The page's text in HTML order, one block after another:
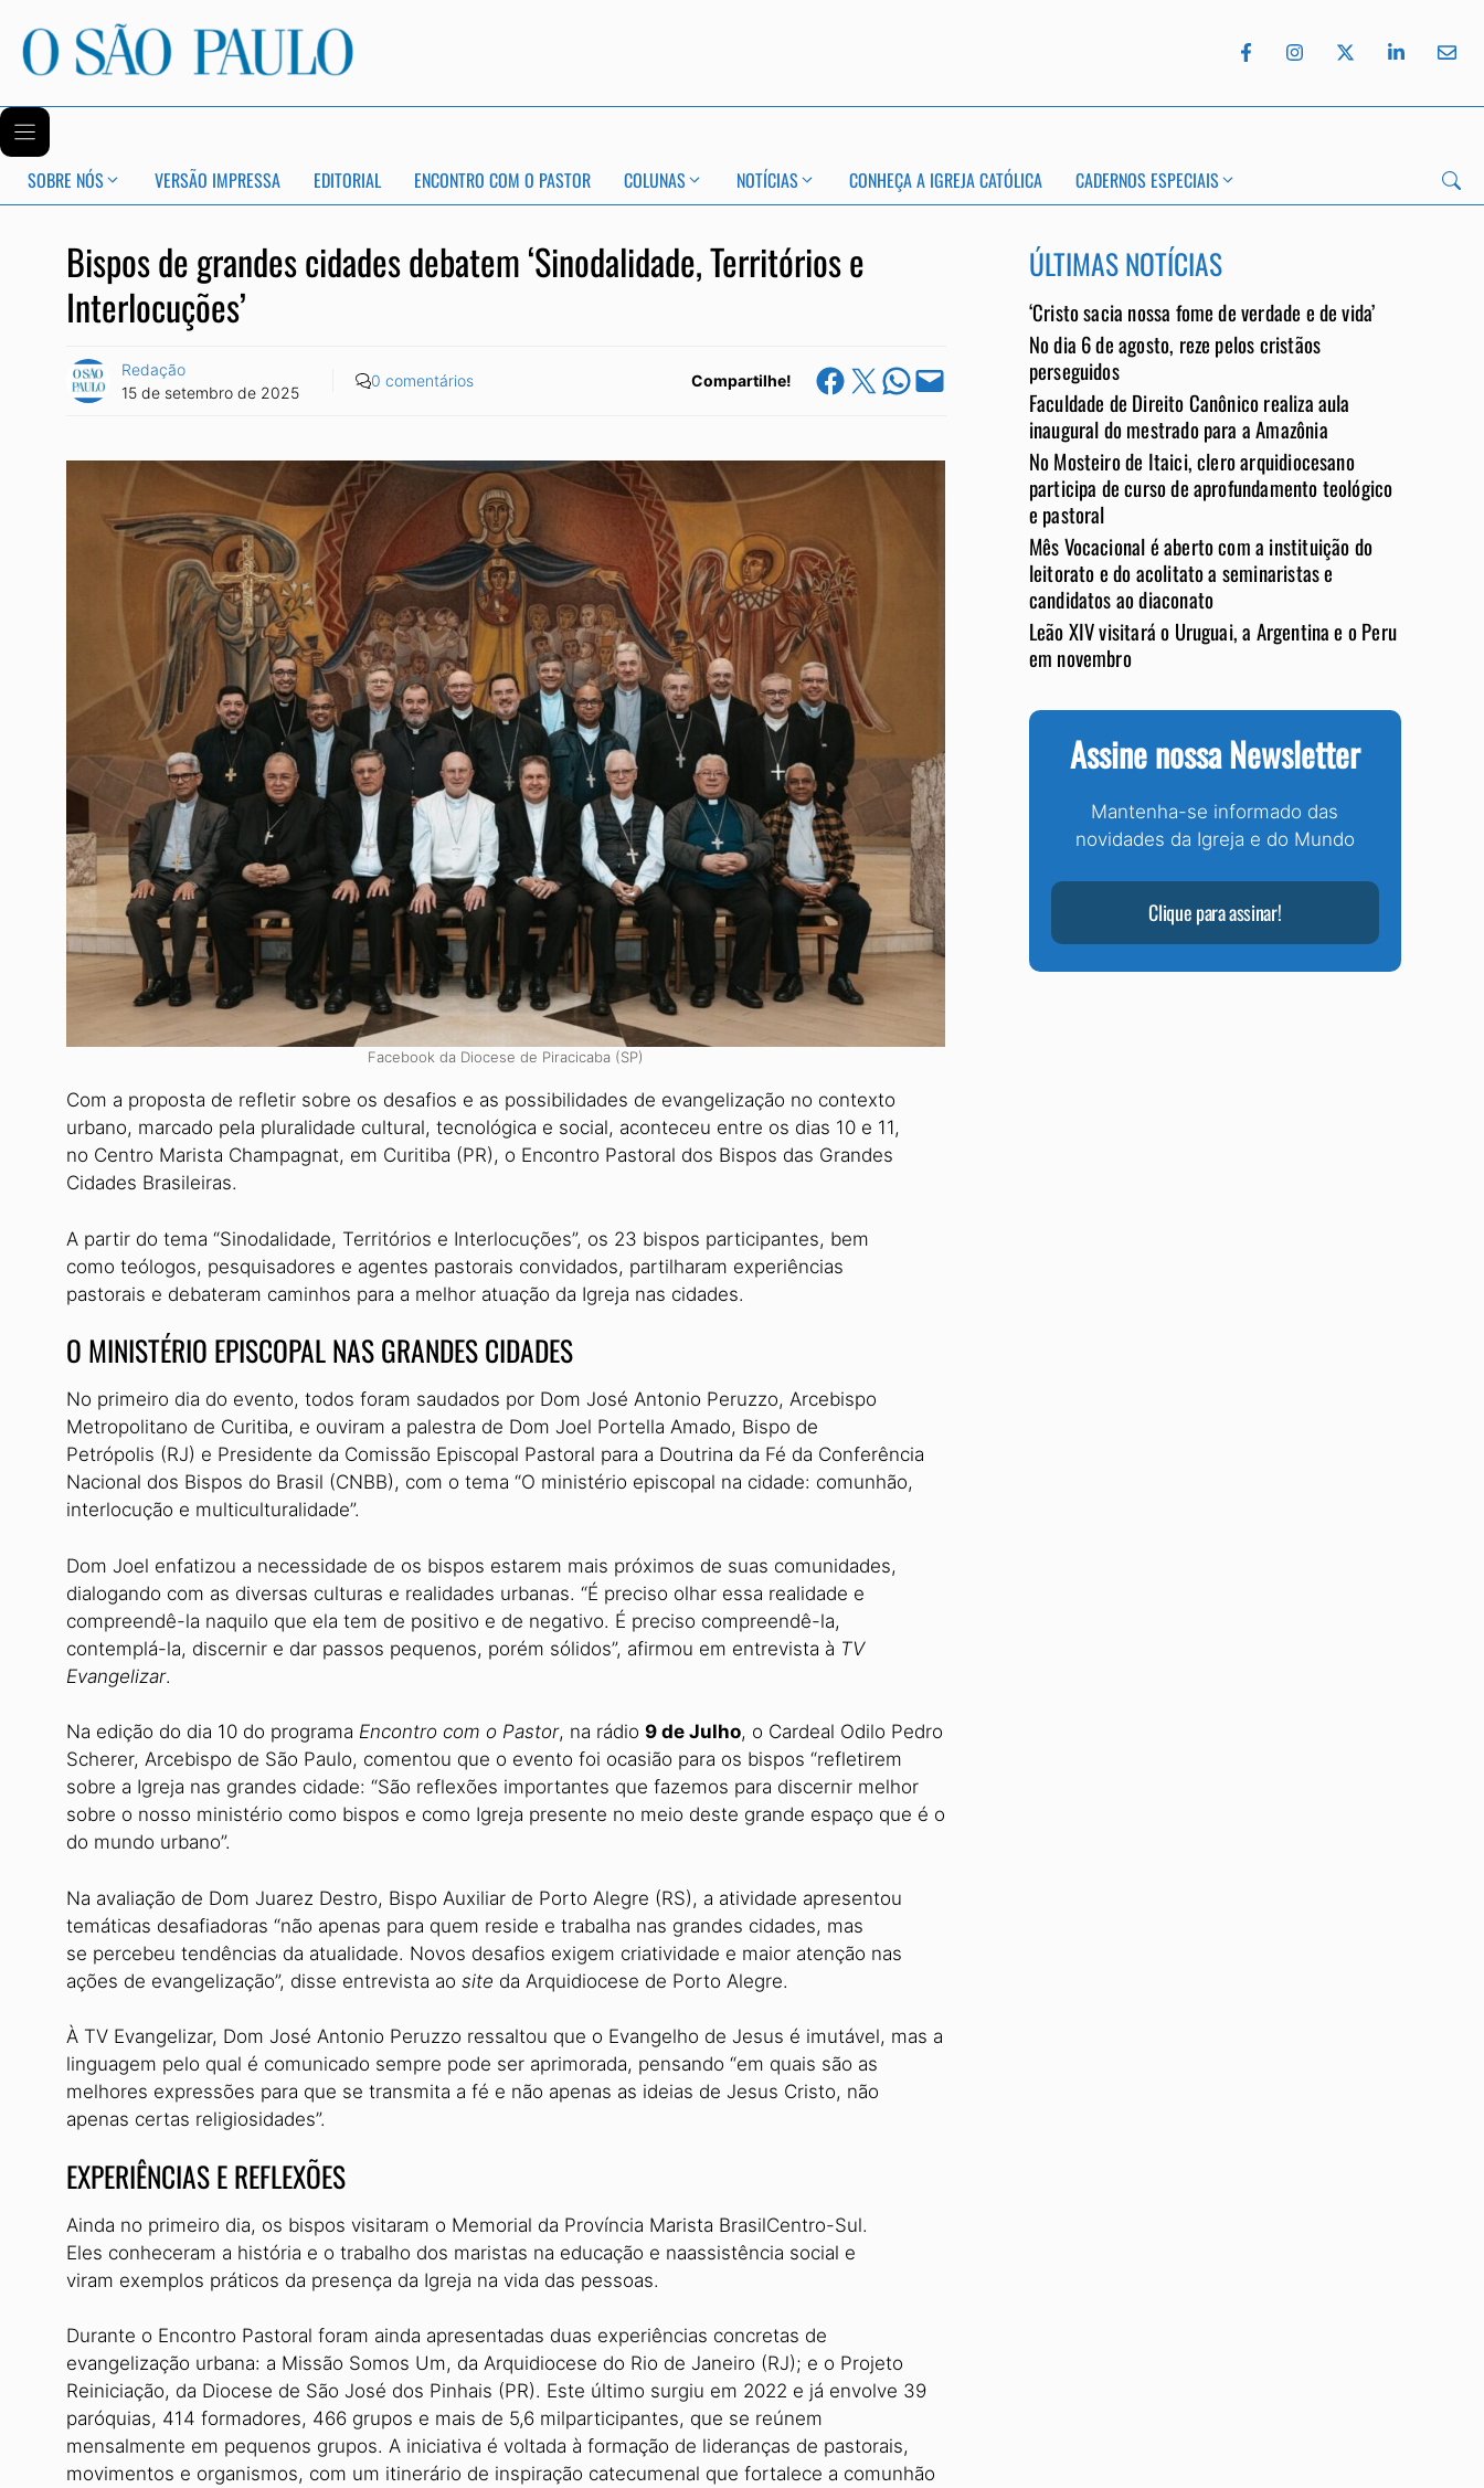
SOBRE NÓS VERSÃO IMPRESSA EDITORIAL ENCONTRO COM O PASTOR COLUNAS NOTÍCIAS CONHEÇA A IGREJA CATÓLICA CADERNOS ESPECIAIS
Bispos de grandes cidades debatem ‘Sinodalidade, Territórios e
Interlocuções’
Redação
15 de setembro de 2025
0 comentários Compartilhe! Share on Facebook
Share on X Share on WhatsApp
Email this Page
Facebook da Diocese de Piracicaba (SP)
Com a proposta de refletir sobre os desafios e as possibilidades de evangelização no contexto
urbano, marcado pela pluralidade cultural, tecnológica e social, aconteceu entre os dias 10 e 11,
no Centro Marista Champagnat, em Curitiba (PR), o Encontro Pastoral dos Bispos das Grandes
Cidades Brasileiras.
A partir do tema “Sinodalidade, Territórios e Interlocuções”, os 23 bispos participantes, bem
como teólogos, pesquisadores e agentes pastorais convidados, partilharam experiências
pastorais e debateram caminhos para a melhor atuação da Igreja nas cidades.
O MINISTÉRIO EPISCOPAL NAS GRANDES CIDADES
No primeiro dia do evento, todos foram saudados por Dom José Antonio Peruzzo, Arcebispo
Metropolitano de Curitiba, e ouviram a palestra de Dom Joel Portella Amado, Bispo de
Petrópolis (RJ) e Presidente da Comissão Episcopal Pastoral para a Doutrina da Fé da Conferência
Nacional dos Bispos do Brasil (CNBB), com o tema “O ministério episcopal na cidade: comunhão,
interlocução e multiculturalidade”.
Dom Joel enfatizou a necessidade de os bispos estarem mais próximos de suas comunidades,
dialogando com as diversas culturas e realidades urbanas. “É preciso olhar essa realidade e
compreendê-la naquilo que ela tem de positivo e de negativo. É preciso compreendê-la,
contemplá-la, discernir e dar passos pequenos, porém sólidos”, afirmou em entrevista à TV
Evangelizar.
Na edição do dia 10 do programa Encontro com o Pastor, na rádio 9 de Julho, o Cardeal Odilo Pedro
Scherer, Arcebispo de São Paulo, comentou que o evento foi ocasião para os bispos “refletirem
sobre a Igreja nas grandes cidade: “São reflexões importantes que fazemos para discernir melhor
sobre o nosso ministério como bispos e como Igreja presente no meio deste grande espaço que é o
do mundo urbano”.
Na avaliação de Dom Juarez Destro, Bispo Auxiliar de Porto Alegre (RS), a atividade apresentou
temáticas desafiadoras “não apenas para quem reside e trabalha nas grandes cidades, mas
se percebeu tendências da atualidade. Novos desafios exigem criatividade e maior atenção nas
ações de evangelização”, disse entrevista ao site da Arquidiocese de Porto Alegre.
À TV Evangelizar, Dom José Antonio Peruzzo ressaltou que o Evangelho de Jesus é imutável, mas a
linguagem pelo qual é comunicado sempre pode ser aprimorada, pensando “em quais são as
melhores expressões para que se transmita a fé e não apenas as ideias de Jesus Cristo, não
apenas certas religiosidades”.
EXPERIÊNCIAS E REFLEXÕES
Ainda no primeiro dia, os bispos visitaram o Memorial da Província Marista BrasilCentro-Sul.
Eles conheceram a história e o trabalho dos maristas na educação e naassistência social e
viram exemplos práticos da presença da Igreja na vida das pessoas.
Durante o Encontro Pastoral foram ainda apresentadas duas experiências concretas de
evangelização urbana: a Missão Somos Um, da Arquidiocese do Rio de Janeiro (RJ); e o Projeto
Reiniciação, da Diocese de São José dos Pinhais (PR). Este último surgiu em 2022 e já envolve 39
paróquias, 414 formadores, 466 grupos e mais de 5,6 milparticipantes, que se reúnem
mensalmente em pequenos grupos. A iniciativa é voltada à formação de lideranças de pastorais,
movimentos e organismos, com um itinerário de inspiração catecumenal que fortalece a comunhão
ÚLTIMAS NOTÍCIAS
‘Cristo sacia nossa fome de verdade e de vida’
No dia 6 de agosto, reze pelos cristãos
perseguidos
Faculdade de Direito Canônico realiza aula
inaugural do mestrado para a Amazônia
No Mosteiro de Itaici, clero arquidiocesano
participa de curso de aprofundamento teológico
e pastoral
Mês Vocacional é aberto com a instituição do
leitorato e do acolitato a seminaristas e
candidatos ao diaconato
Leão XIV visitará o Uruguai, a Argentina e o Peru
em novembro
Assine nossa Newsletter
Mantenha-se informado das
novidades da Igreja e do Mundo
Clique para assinar!